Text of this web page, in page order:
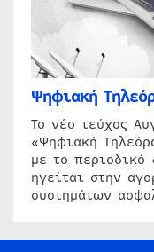
Ψηφιακή
Το νέο τεύχος
«Ψηφιακή
με το
ηγείται στην
συστημάτων